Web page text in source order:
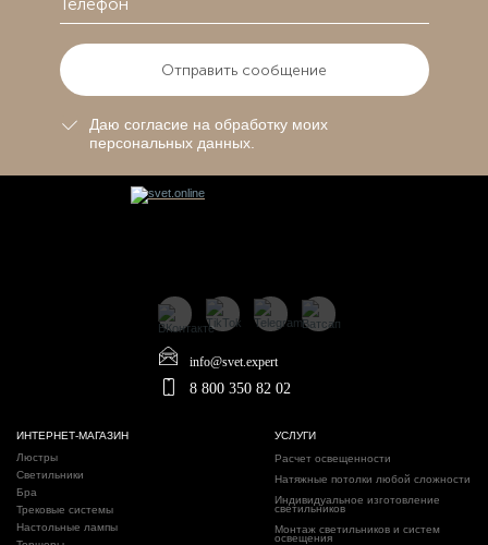
Отправить сообщение
Даю согласие на обработку моих
персональных данных.
info@svet.expert
8 800 350 82 02
ИНТЕРНЕТ-МАГАЗИН
Люстры
Светильники
Бра
Трековые системы
Настольные лампы
УСЛУГИ
Расчет освещенности
Натяжные потолки любой сложности
Индивидуальное изготовление
светильников
Монтаж светильников и систем
освещения